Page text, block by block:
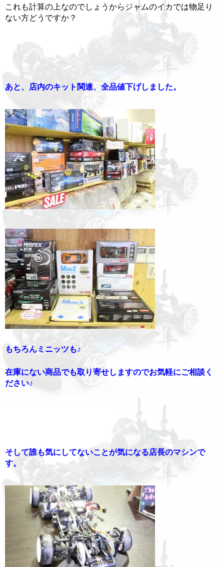
これも計算の上なのでしょうからジャムのイカでは物足り
ない方どうですか？
あと、店内のキット関連、全品値下げしました。
もちろんミニッツも♪
在庫にない商品でも取り寄せしますのでお気軽にご相談く
ださい♪
そして誰も気にしてないことが気になる店長のマシンで
す。